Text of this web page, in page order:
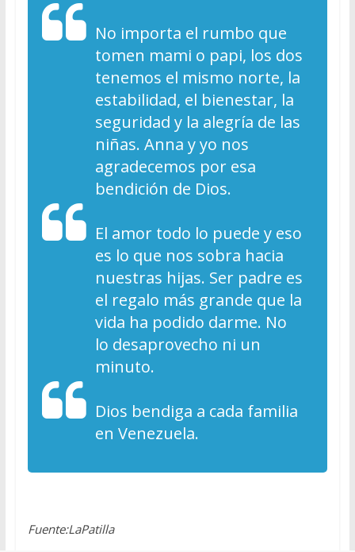
No importa el rumbo que
tomen mami o papi, los dos
tenemos el mismo norte, la
estabilidad, el bienestar, la
seguridad y la alegría de las
niñas. Anna y yo nos
agradecemos por esa
bendición de Dios.
El amor todo lo puede y eso
es lo que nos sobra hacia
nuestras hijas. Ser padre es
el regalo más grande que la
vida ha podido darme. No
lo desaprovecho ni un
minuto.
Dios bendiga a cada familia
en Venezuela.
Fuente:LaPatilla